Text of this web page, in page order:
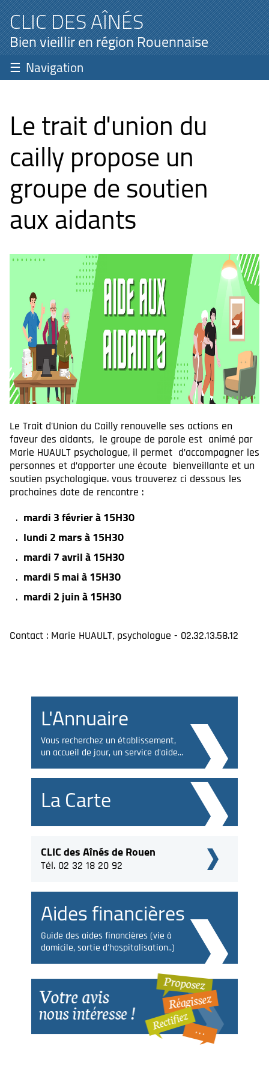
CLIC DES AÎNÉS
Bien vieillir en région Rouennaise
Navigation
Le trait d'union du
cailly propose un
groupe de soutien
aux aidants
Le Trait d'Union du Cailly renouvelle ses actions en
faveur des aidants, le groupe de parole est animé par
Marie HUAULT psychologue, il permet d’accompagner les
personnes et d’apporter une écoute bienveillante et un
soutien psychologique. vous trouverez ci dessous les
prochaines date de rencontre :
mardi 3 février à 15H30
lundi 2 mars à 15H30
mardi 7 avril à 15H30
mardi 5 mai à 15H30
mardi 2 juin à 15H30
Contact : Marie HUAULT, psychologue - 02.32.13.58.12
L'Annuaire
Vous recherchez un établissement,
un accueil de jour, un service d'aide...
La Carte
CLIC des Aînés de Rouen
Tél. 02 32 18 20 92
Aides financières
Guide des aides financières (vie à
domicile, sortie d'hospitalisation..)